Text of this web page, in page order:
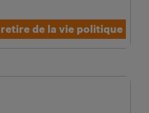
de la vie politique